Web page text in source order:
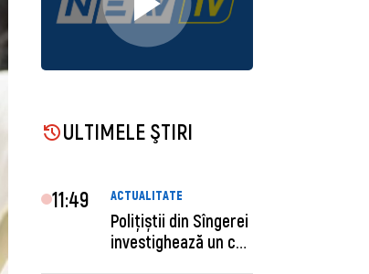
ULTIMELE ŞTIRI
11:49 ACTUALITATE
Polițiștii din Sîngerei
investighează un caz